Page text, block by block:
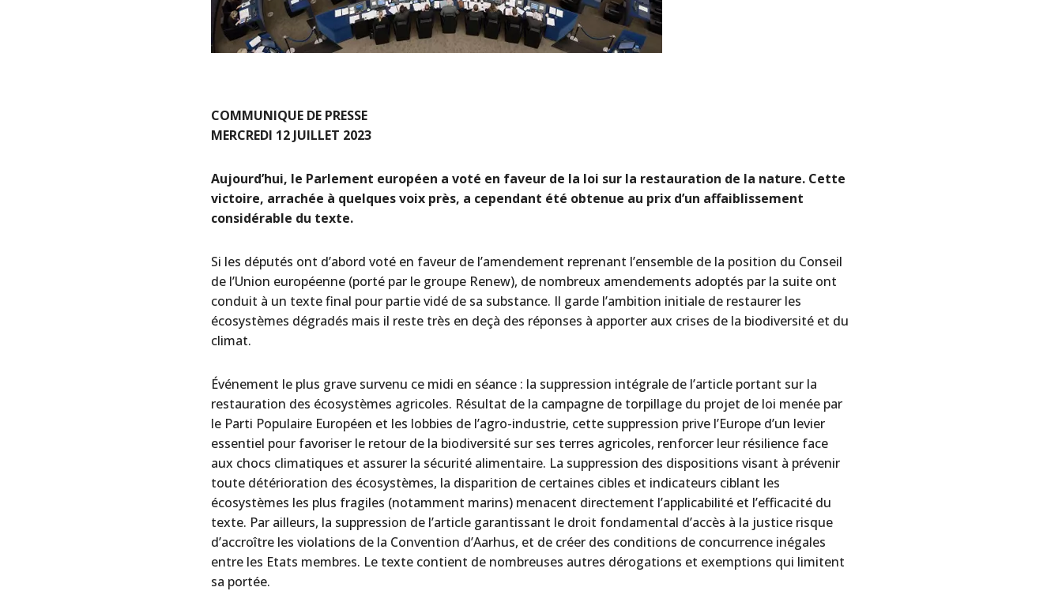
COMMUNIQUE DE PRESSE
MERCREDI 12 JUILLET 2023
Aujourd’hui, le Parlement européen a voté en faveur de la loi sur la restauration de la nature. Cette
victoire, arrachée à quelques voix près, a cependant été obtenue au prix d’un affaiblissement
considérable du texte.
Si les députés ont d’abord voté en faveur de l’amendement reprenant l’ensemble de la position du Conseil
de l’Union européenne (porté par le groupe Renew), de nombreux amendements adoptés par la suite ont
conduit à un texte final pour partie vidé de sa substance. Il garde l’ambition initiale de restaurer les
écosystèmes dégradés mais il reste très en deçà des réponses à apporter aux crises de la biodiversité et du
climat.
Événement le plus grave survenu ce midi en séance : la suppression intégrale de l’article portant sur la
restauration des écosystèmes agricoles. Résultat de la campagne de torpillage du projet de loi menée par
le Parti Populaire Européen et les lobbies de l’agro-industrie, cette suppression prive l’Europe d’un levier
essentiel pour favoriser le retour de la biodiversité sur ses terres agricoles, renforcer leur résilience face
aux chocs climatiques et assurer la sécurité alimentaire. La suppression des dispositions visant à prévenir
toute détérioration des écosystèmes, la disparition de certaines cibles et indicateurs ciblant les
écosystèmes les plus fragiles (notamment marins) menacent directement l’applicabilité et l’efficacité du
texte. Par ailleurs, la suppression de l’article garantissant le droit fondamental d’accès à la justice risque
d’accroître les violations de la Convention d’Aarhus, et de créer des conditions de concurrence inégales
entre les Etats membres. Le texte contient de nombreuses autres dérogations et exemptions qui limitent
sa portée.